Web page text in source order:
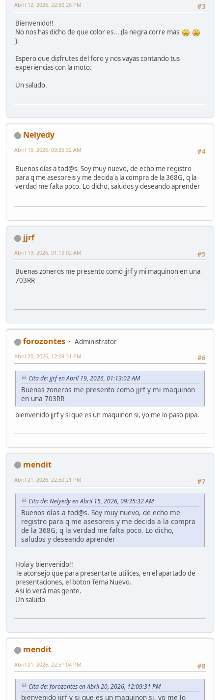
#3
Abril 12, 2026, 22:50:26 PM
Bienvenido!!
No nos has dicho de que color es... (la negra corre mas
).
Espero que disfrutes del foro y nos vayas contando tus
experiencias con la moto.
Un saludo.
Nelyedy
#4
Abril 15, 2026, 09:35:32 AM
Buenos días a tod@s. Soy muy nuevo, de echo me registro
para q me asesoreis y me decida a la compra de la 368G, q la
verdad me falta poco. Lo dicho, saludos y deseando aprender
jjrf
#5
Abril 19, 2026, 01:13:02 AM
Buenas zoneros me presento como jjrf y mi maquinon en una
703RR
forozontes
Administrator
#6
Abril 20, 2026, 12:09:31 PM
Cita de: jjrf en Abril 19, 2026, 01:13:02 AM
Buenas zoneros me presento como jjrf y mi maquinon
en una 703RR
bienvenido jjrf y si que es un maquinon si, yo me lo paso pipa.
mendit
#7
Abril 21, 2026, 22:50:21 PM
Cita de: Nelyedy en Abril 15, 2026, 09:35:32 AM
Buenos días a tod@s. Soy muy nuevo, de echo me
registro para q me asesoreis y me decida a la compra
de la 368G, q la verdad me falta poco. Lo dicho,
saludos y deseando aprender
Hola y bienvenido!!
Te aconsejo que para presentarte utilices, en el apartado de
presentaciones, el boton Tema Nuevo.
Asi lo verá mas gente.
Un saludo
mendit
#8
Abril 21, 2026, 22:51:04 PM
Cita de: forozontes en Abril 20, 2026, 12:09:31 PM
bienvenido jjrf y si que es un maquinon si, yo me lo